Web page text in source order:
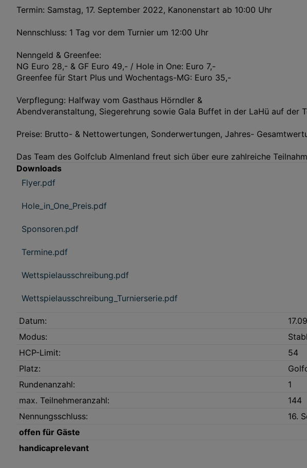
Termin: Samstag, 17. September 2022, Kanonenstart ab 10:00 Uhr
Nennschluss: 1 Tag vor dem Turnier um 12:00 Uhr
Nenngeld & Greenfee:
NG Euro 28,- & GF Euro 49,- / Hole in One: Euro 7,-
Greenfee für Start Plus und Wochentags-MG: Euro 35,-
Verpflegung: Halfway vom Gasthaus Hörndler &
Abendveranstaltung, Siegerehrung sowie Gala Buffet in der LaHü auf der
Preise: Brutto- & Nettowertungen, Sonderwertungen, Jahres-
Das Team des Golfclub Almenland freut sich über eure zahlreiche
Downloads
Flyer.pdf
Hole_in_One_Preis.pdf
Sponsoren.pdf
Termine.pdf
Wettspielausschreibung.pdf
Wettspielausschreibung_Turnierserie.pdf
Datum:
Modus:
HCP-Limit:
54
Platz:
Rundenanzahl:
1
max. Teilnehmeranzahl:
144
Nennungsschluss:
16.
offen für Gäste
handicaprelevant